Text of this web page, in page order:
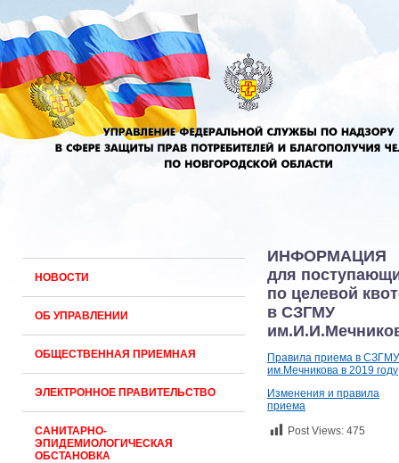
НОВОСТИ
ОБ УПРАВЛЕНИИ
ОБЩЕСТВЕННАЯ ПРИЕМНАЯ
ЭЛЕКТРОННОЕ ПРАВИТЕЛЬСТВО
САНИТАРНО-
ЭПИДЕМИОЛОГИЧЕСКАЯ
ОБСТАНОВКА
ИНФОРМАЦИЯ
для
по целевой
в СЗГМУ
Правила приема в СЗГМУ
им.Мечникова в 2019 году
Изменения и правила
приема
Post Views: 475